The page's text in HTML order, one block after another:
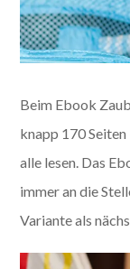
Beim Ebook
knapp 170
alle lesen. Das
immer an die
Variante als